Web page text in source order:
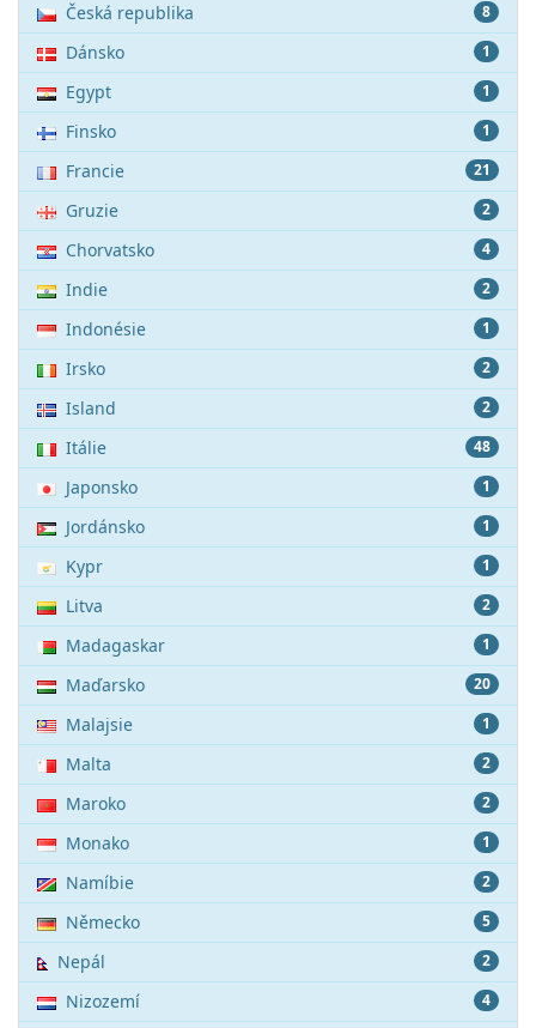
8
Česká republika
1
Dánsko
1
Egypt
1
Finsko
21
Francie
2
Gruzie
4
Chorvatsko
2
Indie
1
Indonésie
2
Irsko
2
Island
48
Itálie
1
Japonsko
1
Jordánsko
1
Kypr
2
Litva
1
Madagaskar
20
Maďarsko
1
Malajsie
2
Malta
2
Maroko
1
Monako
2
Namíbie
5
Německo
2
Nepál
4
Nizozemí